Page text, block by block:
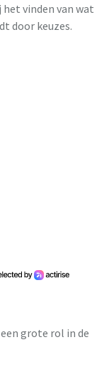
vinden van wat
door keuzes.
grote rol in de